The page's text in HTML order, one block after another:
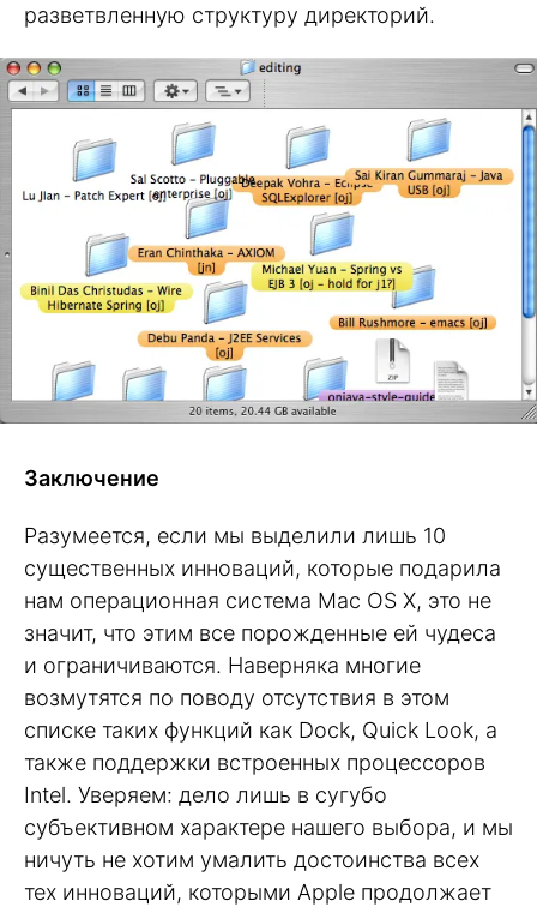
разветвленную структуру директорий.
Заключение
Разумеется, если мы выделили лишь 10
существенных инноваций, которые подарила
нам операционная система Mac OS X, это не
значит, что этим все порожденные ей чудеса
и ограничиваются. Наверняка многие
возмутятся по поводу отсутствия в этом
списке таких функций как Dock, Quick Look, а
также поддержки встроенных процессоров
Intel. Уверяем: дело лишь в сугубо
субъективном характере нашего выбора, и мы
ничуть не хотим умалить достоинства всех
тех инноваций, которыми Apple продолжает